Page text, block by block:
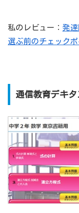
私のレビュー： 発
選ぶ前のチェック
通信教育デキタ